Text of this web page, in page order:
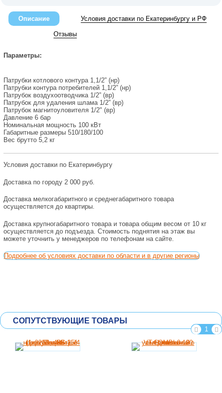
Описание Условия доставки по Екатеринбургу и РФ
Отзывы
Параметры:
Патрубки котлового контура 1,1/2” (нр)
Патрубки контура потребителей 1,1/2” (нр)
Патрубок воздухоотводчика 1/2” (вр)
Патрубок для удаления шлама 1/2” (вр)
Патрубок магнитоуловителя 1/2" (вр)
Давление 6 бар
Номинальная мощность 100 кВт
Габаритные размеры 510/180/100
Вес брутто 5,2 кг
Условия доставки по Екатеринбургу
Доставка по городу 2 000 руб.
Доставка мелкогабаритного и среднегабаритного товара
осуществляется до квартиры.
Доставка крупногабаритного товара и товара общим весом от 10 кг
осуществляется до подъезда. Стоимость поднятия на этаж вы
можете уточнить у менеджеров по телефонам на сайте.
Подробнее об условиях доставки по области и в другие регионы
СОПУТСТВУЮЩИЕ ТОВАРЫ
1